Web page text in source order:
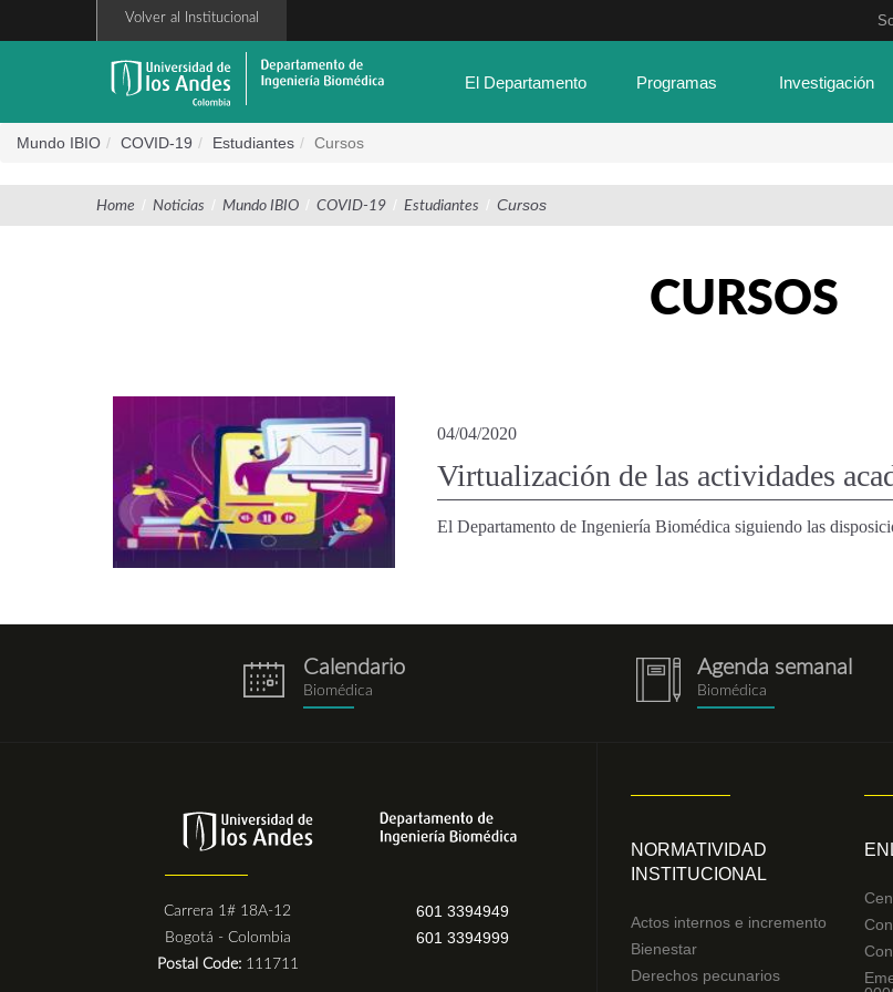
Volver al Institucional
El Departamento Programas Investigación
Mundo IBIO COVID-19 Estudiantes Cursos
Home / Noticias / Mundo IBIO / COVID-19 / Estudiantes / Cursos
CURSOS
04/04/2020
Virtualización de las actividades
El Departamento de Ingeniería Biomédica siguiendo las
eventos.png
Calendario
Biomédica notebook.png
Agenda semanal
Biomédica
Carrera 1# 18A-12
Bogotá - Colombia
Postal Code: 111711
601 3394949
601 3394999
NORMATIVIDAD
INSTITUCIONAL
Actos internos e incremento
Bienestar
Derechos pecunarios